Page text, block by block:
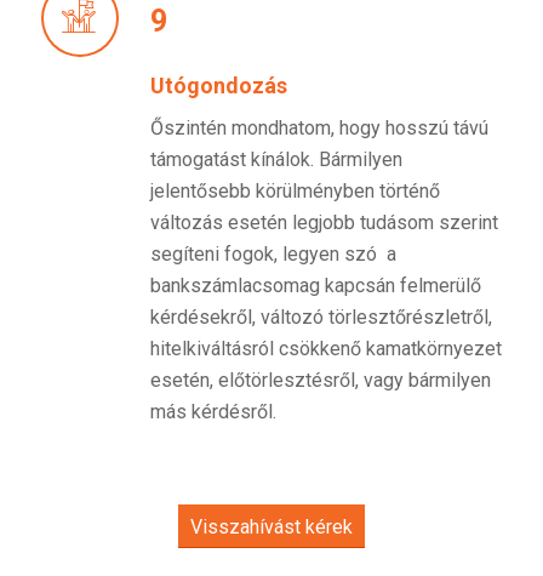
9
Utógondozás
Őszintén mondhatom, hogy hosszú távú
támogatást kínálok. Bármilyen
jelentősebb körülményben történő
változás esetén legjobb tudásom szerint
segíteni fogok, legyen szó a
bankszámlacsomag kapcsán felmerülő
kérdésekről, változó törlesztőrészletről,
hitelkiváltásról csökkenő kamatkörnyezet
esetén, előtörlesztésről, vagy bármilyen
más kérdésről.
Visszahívást kérek